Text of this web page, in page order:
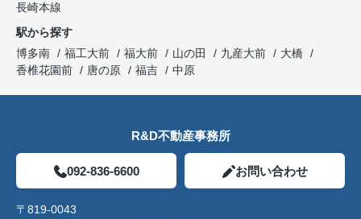
長崎本線
駅から探す
博多南
福工大前 福大前 山の田 九産大前
大橋
香椎花園前
唐の原 福吉 中原
R&D不動産事務所
092-836-6600 お問い合わせ
〒819-0043